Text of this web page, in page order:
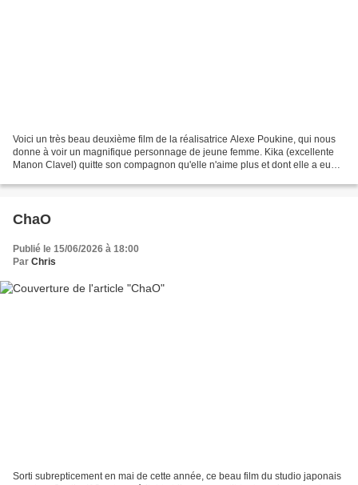
Voici un très beau deuxième film de la réalisatrice Alexe Poukine, qui nous
donne à voir un magnifique personnage de jeune femme. Kika (excellente
Manon Clavel) quitte son compagnon qu'elle n'aime plus et dont elle a eu
ChaO
Publié le 15/06/2026 à 18:00
Par Chris
Sorti subrepticement en mai de cette année, ce beau film du studio japonais